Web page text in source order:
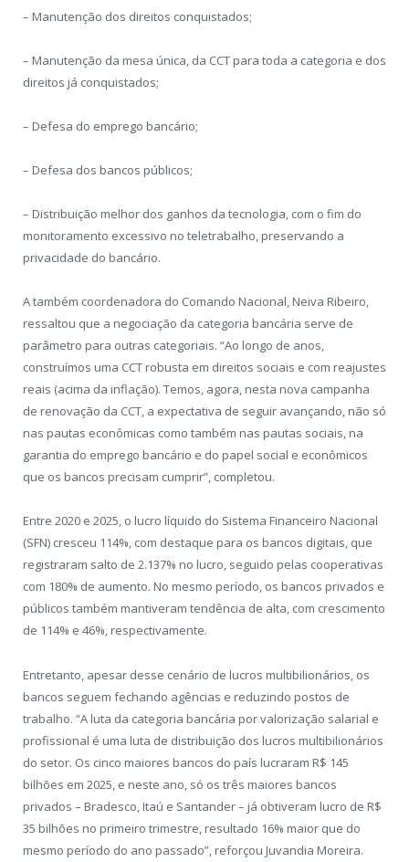
– Manutenção dos direitos conquistados;
– Manutenção da mesa única, da CCT para toda a categoria e dos
direitos já conquistados;
– Defesa do emprego bancário;
– Defesa dos bancos públicos;
– Distribuição melhor dos ganhos da tecnologia, com o fim do
monitoramento excessivo no teletrabalho, preservando a
privacidade do bancário.
A também coordenadora do Comando Nacional, Neiva Ribeiro,
ressaltou que a negociação da categoria bancária serve de
parâmetro para outras categoriais. “Ao longo de anos,
construímos uma CCT robusta em direitos sociais e com reajustes
reais (acima da inflação). Temos, agora, nesta nova campanha
de renovação da CCT, a expectativa de seguir avançando, não só
nas pautas econômicas como também nas pautas sociais, na
garantia do emprego bancário e do papel social e econômicos
que os bancos precisam cumprir”, completou.
Entre 2020 e 2025, o lucro líquido do Sistema Financeiro Nacional
(SFN) cresceu 114%, com destaque para os bancos digitais, que
registraram salto de 2.137% no lucro, seguido pelas cooperativas
com 180% de aumento. No mesmo período, os bancos privados e
públicos também mantiveram tendência de alta, com crescimento
de 114% e 46%, respectivamente.
Entretanto, apesar desse cenário de lucros multibilionários, os
bancos seguem fechando agências e reduzindo postos de
trabalho. “A luta da categoria bancária por valorização salarial e
profissional é uma luta de distribuição dos lucros multibilionários
do setor. Os cinco maiores bancos do país lucraram R$ 145
bilhões em 2025, e neste ano, só os três maiores bancos
privados – Bradesco, Itaú e Santander – já obtiveram lucro de R$
35 bilhões no primeiro trimestre, resultado 16% maior que do
mesmo período do ano passado”, reforçou Juvandia Moreira.